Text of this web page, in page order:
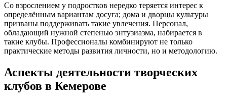
Со взрослением у подростков нередко теряется интерес к
определённым вариантам досуга; дома и дворцы культуры
призваны поддерживать такие увлечения. Персонал,
обладающий нужной степенью энтузиазма, набирается в
такие клубы. Профессионалы комбинируют не только
практические методы развития личности, но и методологию.
Аспекты деятельности творческих
клубов в Кемерове